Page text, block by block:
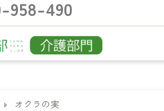
958-490
オクラの実